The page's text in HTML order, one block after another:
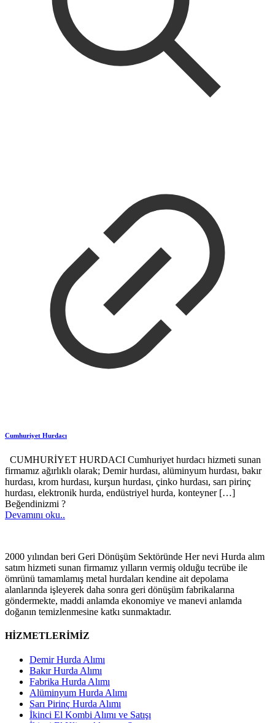
Cumhuriyet Hurdacı
CUMHURİYET HURDACI Cumhuriyet hurdacı hizmeti sunan
firmamız ağırlıklı olarak; Demir hurdası, alüminyum hurdası, bakır
hurdası, krom hurdası, kurşun hurdası, çinko hurdası, sarı pirinç
hurdası, elektronik hurda, endüstriyel hurda, konteyner[…]
Beğendinizmi ?
Devamını oku..
2000 yılından beri Geri Dönüşüm Sektöründe Her nevi Hurda alım
satım hizmeti sunan firmamız yılların vermiş olduğu tecrübe ile
ömrünü tamamlamış metal hurdaları kendine ait depolama
alanlarında işleyerek daha sonra geri dönüşüm fabrikalarına
göndermekte, maddi anlamda ekonomiye ve manevi anlamda
doğanın temizlenmesine katkı sunmaktadır.
HİZMETLERİMİZ
Demir Hurda Alımı
Bakır Hurda Alımı
Fabrika Hurda Alımı
Alüminyum Hurda Alımı
Sarı Pirinç Hurda Alımı
İkinci El Kombi Alımı ve Satışı